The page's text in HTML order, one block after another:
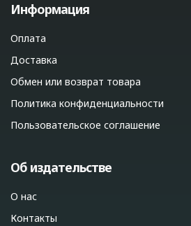
Информация
Оплата
Доставка
Обмен или возврат товара
Политика конфиденциальности
Пользовательское соглашение
Об издательстве
О нас
Контакты